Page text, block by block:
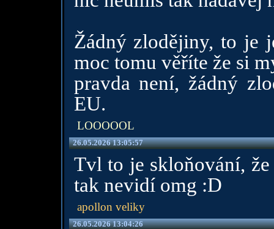
Žádný zlodějiny, to je
moc tomu věříte že si
pravda není, žádný
EU.
LOOOOOL
26.05.2026 13:05:57
Tvl to je skloňování,
tak nevidí omg :D
apollon veliky
26.05.2026 13:04:26